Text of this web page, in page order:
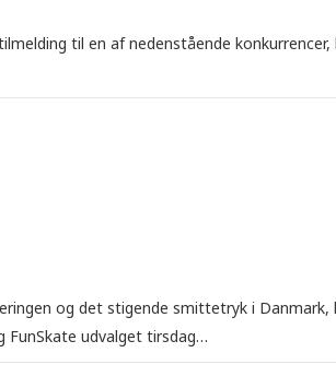
til en af nedenstående
og det stigende smittetryk i
FunSkate udvalget tirsdag…